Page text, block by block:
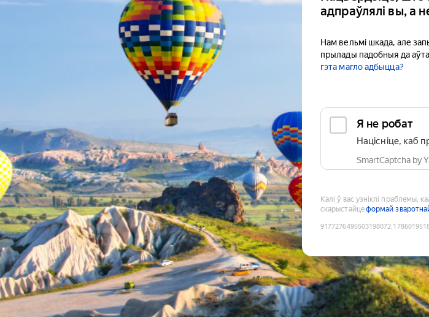
адпраўлялі вы, а
Нам вельмі шкада, але
прылады падобныя да
гэта магло адбыцца?
Я не робат
Націсніце, каб
SmartCaptcha by
Калі ў вас узніклі праблемы,
скарыстайцеформай
9177276495503198072: